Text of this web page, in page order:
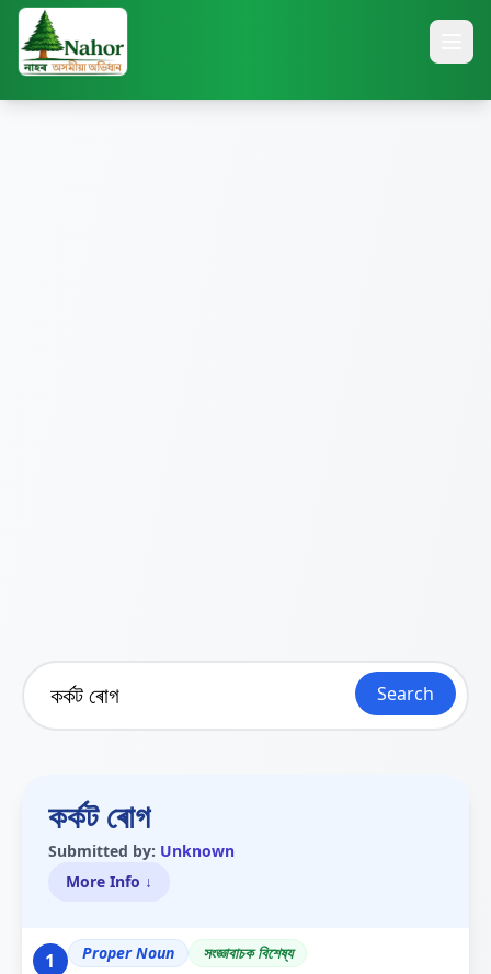
Search
কৰ্কট ৰোগ
Submitted by: Unknown
More Info ↓
1 Proper Noun সংজ্ঞাবাচক বিশেষ্য